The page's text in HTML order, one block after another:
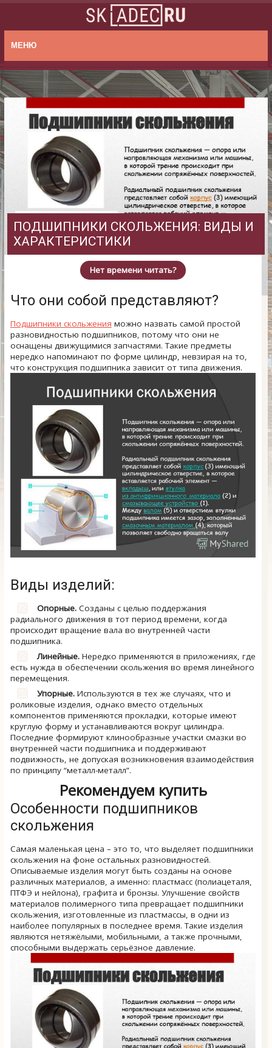
МЕНЮ
ПОДШИПНИКИ СКОЛЬЖЕНИЯ: ВИДЫ И
ХАРАКТЕРИСТИКИ
Нет времени читать?
Что они собой представляют?
Подшипники скольжения можно назвать самой простой
разновидностью подшипников, потому что они не
оснащены движущимися запчастями. Такие предметы
нередко напоминают по форме цилиндр, невзирая на то,
что конструкция подшипника зависит от типа движения.
Виды изделий:
Опорные. Созданы с целью поддержания
радиального движения в тот период времени, когда
происходит вращение вала во внутренней части
подшипника.
Линейные. Нередко применяются в приложениях, где
есть нужда в обеспечении скольжения во время линейного
перемещения.
Упорные. Используются в тех же случаях, что и
роликовые изделия, однако вместо отдельных
компонентов применяются прокладки, которые имеют
круглую форму и устанавливаются вокруг цилиндра.
Последние формируют клинообразные участки смазки во
внутренней части подшипника и поддерживают
подвижность, не допуская возникновения взаимодействия
по принципу “металл-металл”.
Рекомендуем купить
Особенности подшипников
скольжения
Самая маленькая цена – это то, что выделяет подшипники
скольжения на фоне остальных разновидностей.
Описываемые изделия могут быть созданы на основе
различных материалов, а именно: пластмасс (полиацеталя,
ПТФЭ и нейлона), графита и бронзы. Улучшение свойств
материалов полимерного типа превращает подшипники
скольжения, изготовленные из пластмассы, в одни из
наиболее популярных в последнее время. Такие изделия
являются нетяжёлыми, мобильными, а также прочными,
способными выдержать серьёзное давление.